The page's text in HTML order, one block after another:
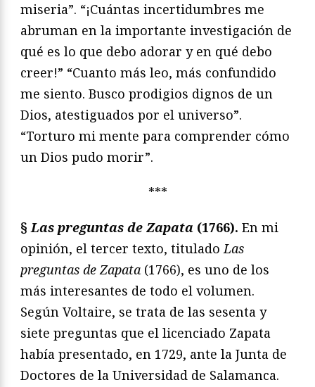
miseria”. “¡Cuántas incertidumbres me
abruman en la importante investigación de
qué es lo que debo adorar y en qué debo
creer!” “Cuanto más leo, más confundido
me siento. Busco prodigios dignos de un
Dios, atestiguados por el universo”.
“Torturo mi mente para comprender cómo
un Dios pudo morir”.
***
§Las preguntas de Zapata (1766). En mi
opinión, el tercer texto, tituladoLas
preguntas de Zapata (1766), es uno de los
más interesantes de todo el volumen.
Según Voltaire, se trata de las sesenta y
siete preguntas que el licenciado Zapata
había presentado, en 1729, ante la Junta de
Doctores de la Universidad de Salamanca.